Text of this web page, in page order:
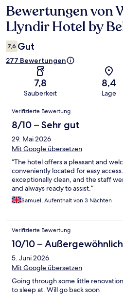
Bewertungen
Bewertungen von
Llyndir Hotel by
7,6 Gut
277 Bewertungen
7,8
Sauberkeit
8,4
Lage
Bewertungen
Verifizierte Bewertung
8/10 – Sehr gut
29. Mai 2026
Mit Google übersetzen
“The hotel offers a pleasant and
conveniently located for easy
exceptionally clean, and the staff
and always ready to assist.”
Samuel, Aufenthalt von 3 Nächten
Verifizierte Bewertung
10/10 – Außergewöhnlich
5. Juni 2026
Mit Google übersetzen
Going through some little
to sleep at. Will go back soon